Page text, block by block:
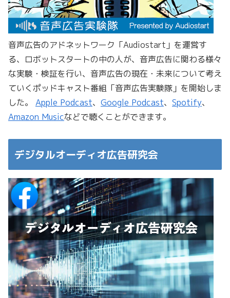
音声広告のアドネットワーク「Audiostart」を運営す
る、ロボットスタートの中の人が、音声広告に関わる様々
な実験・検証を行い、音声広告の現在・未来について考え
ていくポッドキャスト番組「音声広告実験隊」を開始しま
した。 Apple Podcast、 Google Podcast、 Spotify、
Amazon Musicなどで聴くことができます。
デジタルオーディオ広告研究会